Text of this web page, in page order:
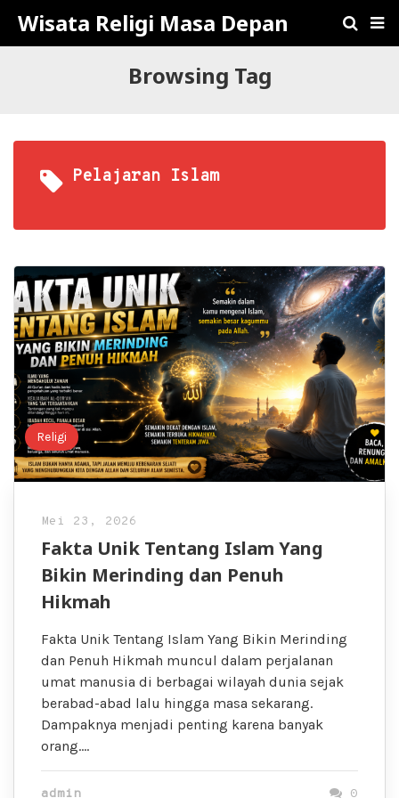
Wisata Religi Masa Depan
Browsing Tag
Pelajaran Islam
Religi
Mei 23, 2026
Fakta Unik Tentang Islam Yang
Bikin Merinding dan Penuh
Hikmah
Fakta Unik Tentang Islam Yang Bikin Merinding
dan Penuh Hikmah muncul dalam perjalanan
umat manusia di berbagai wilayah dunia sejak
berabad-abad lalu hingga masa sekarang.
Dampaknya menjadi penting karena banyak
orang….
admin 0